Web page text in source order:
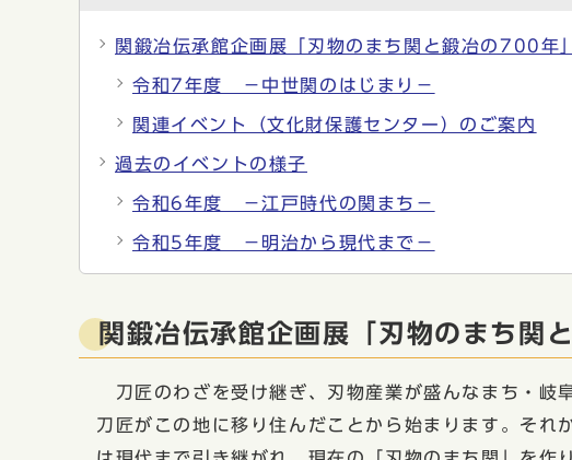
関鍛冶伝承館企画展「刃物のまち関と鍛冶の700年」
令和7年度 −中世関のはじまり−
関連イベント（文化財保護センター）のご案内
過去のイベントの様子
令和6年度 −江戸時代の関まち−
令和5年度 −明治から現代まで−
関鍛冶伝承館企画展「刃物のまち関
刀匠のわざを受け継ぎ、刃物産業が盛んなまち・岐
刀匠がこの地に移り住んだことから始まります。そ